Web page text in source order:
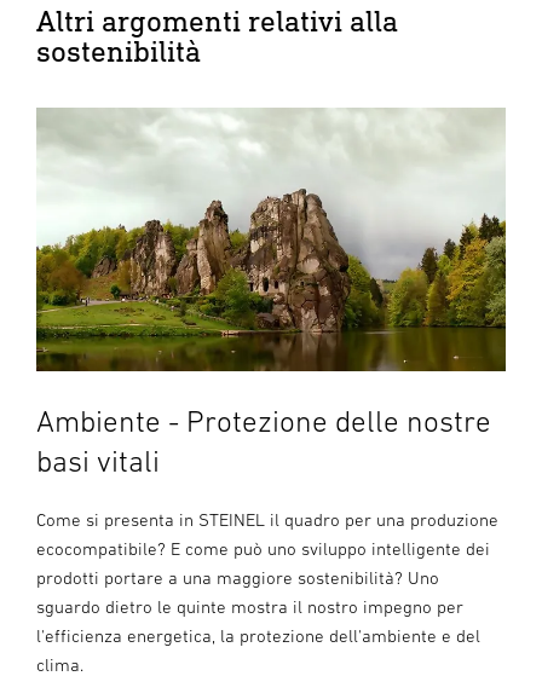
Altri argomenti relativi alla
sostenibilità
Ambiente - Protezione delle nostre
basi vitali
Come si presenta in STEINEL il quadro per una produzione
ecocompatibile? E come può uno sviluppo intelligente dei
prodotti portare a una maggiore sostenibilità? Uno
sguardo dietro le quinte mostra il nostro impegno per
l'efficienza energetica, la protezione dell'ambiente e del
clima.